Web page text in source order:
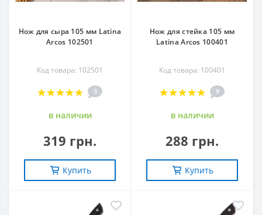
Нож для сыра 105 мм Latina
Arcos 102501
Код товара: 102501
3
в наличии
319 грн.
Купить
Нож для стейка 105 мм
Latina Arcos 100401
Код товара: 100401
9
в наличии
288 грн.
Купить